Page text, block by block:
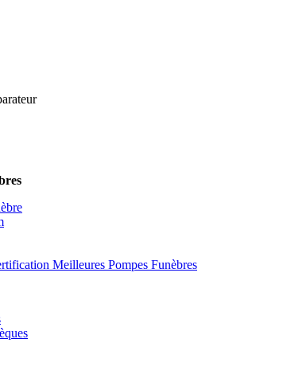
Meilleures Pompes Funèbres